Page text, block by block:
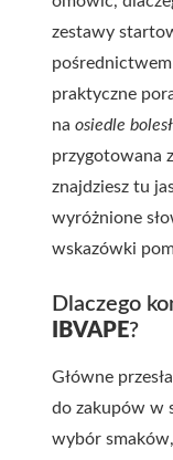
zestawy
praktyczne
na osiedle
przygotowana
znajdziesz tu
wyróżnione
wskazówki
Dlaczego
IBVAPE?
Główne
do zakupów w
wybór